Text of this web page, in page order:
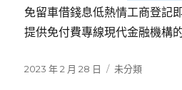
免留車借錢息低熱情工商登記
提供免付費專線現代金融機構
發
2023 年 2 月 28 日
分
未分類